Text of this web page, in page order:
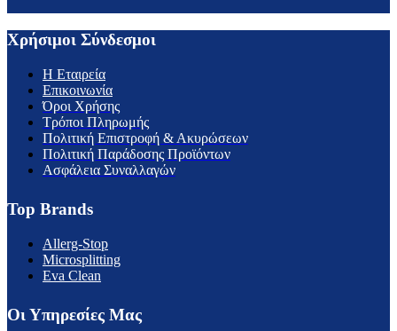
Χρήσιμοι Σύνδεσμοι
H Εταιρεία
Επικοινωνία
Όροι Χρήσης
Τρόποι Πληρωμής
Πολιτική Επιστροφή & Ακυρώσεων
Πολιτική Παράδοσης Προϊόντων
Ασφάλεια Συναλλαγών
Top Brands
Allerg-Stop
Microsplitting
Eva Clean
Οι Υπηρεσίες Μας